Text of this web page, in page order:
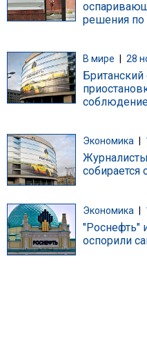
решения по
В мире 28
Британский
Экономика
собирается
Экономика |
"Роснефть"
оспорили